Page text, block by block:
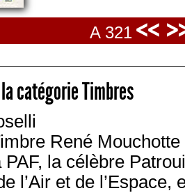
A 321<<
catégorie Timbres
René Mouchotte
PAF, la célèbre
l’Air et de